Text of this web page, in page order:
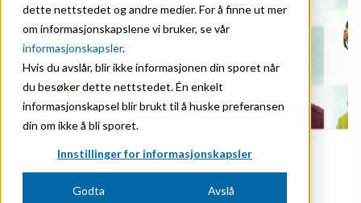
dette nettstedet og andre medier. For å finne ut mer
om informasjonskapslene vi bruker, se vår
informasjonskapsler.
Hvis du avslår, blir ikke informasjonen din sporet når
du besøker dette nettstedet. Én enkelt
informasjonskapsel blir brukt til å huske preferansen
din om ikke å bli sporet.
Innstillinger for informasjonskapsler
Godta Avslå
Animal Feed
Batteries
Biomass Pelleting
Carbon Black
Cellulose Derivatives
Ceramics
Organisasjon
Historie
Sertifiseringer
Priser & anerkjennelser
Forskning & innovasjon
Investorer
English
Norsk